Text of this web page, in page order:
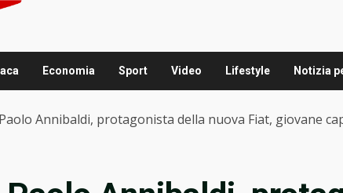
Economia Sport Video Lifestyle Notizia
Annibaldi, protagonista della nuova Fiat, giovane